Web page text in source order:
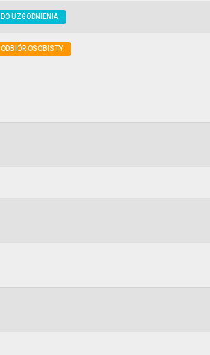
DO UZGODNIENIA
ODBIÓR OSOBISTY